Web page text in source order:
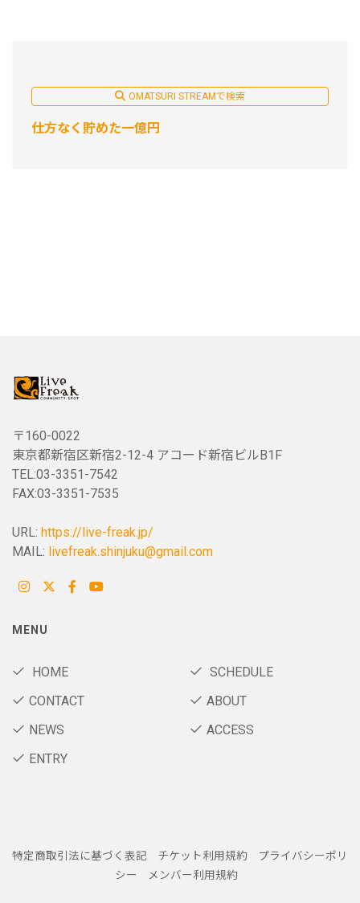
OMATSURI STREAMで検索
仕方なく貯めた一億円
〒160-0022
東京都新宿区新宿2-12-4 アコード新宿ビルB1F
TEL:03-3351-7542
FAX:03-3351-7535
URL: https://live-freak.jp/
MAIL: livefreak.shinjuku@gmail.com
MENU
HOME
SCHEDULE
CONTACT
ABOUT
NEWS
ACCESS
ENTRY
特定商取引法に基づく表記 チケット利用規約
プライバシーポリ
シー
メンバー利用規約